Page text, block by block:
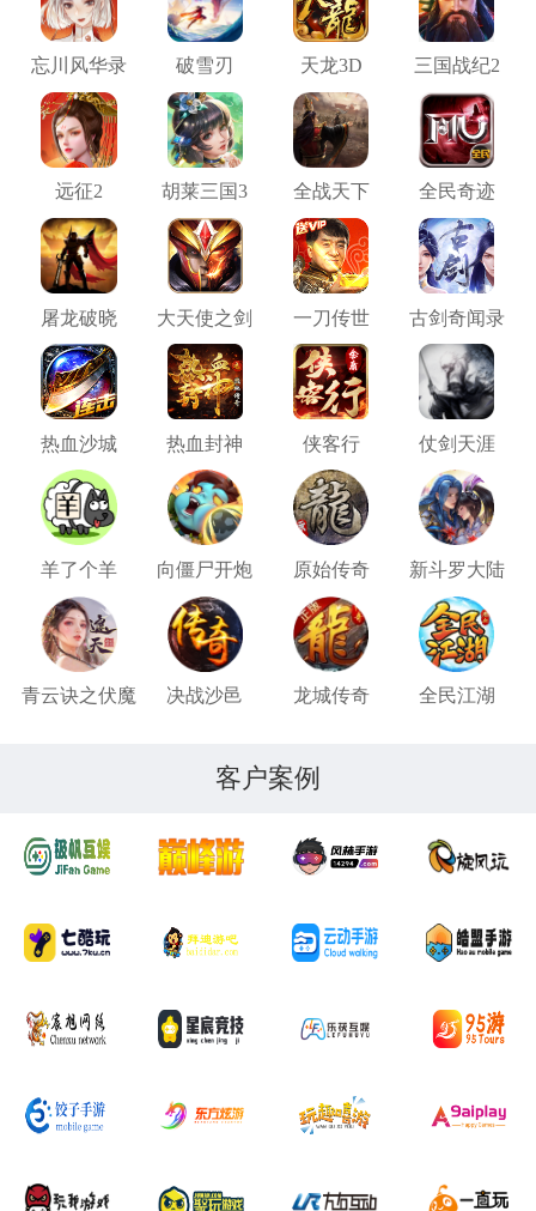
忘川风华录 破雪刃 天龙3D 三国战纪2
远征2 胡莱三国3 全战天下 全民奇迹
屠龙破晓 大天使之剑 一刀传世 古剑奇闻录
热血沙城 热血封神 侠客行 仗剑天涯
羊了个羊 向僵尸开炮 原始传奇 新斗罗大陆
青云诀之伏魔 决战沙邑 龙城传奇 全民江湖
客户案例